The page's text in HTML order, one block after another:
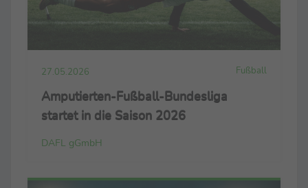
27.05.2026 Fußball
Amputierten-Fußball-Bundesliga
startet in die Saison 2026
DAFL gGmbH